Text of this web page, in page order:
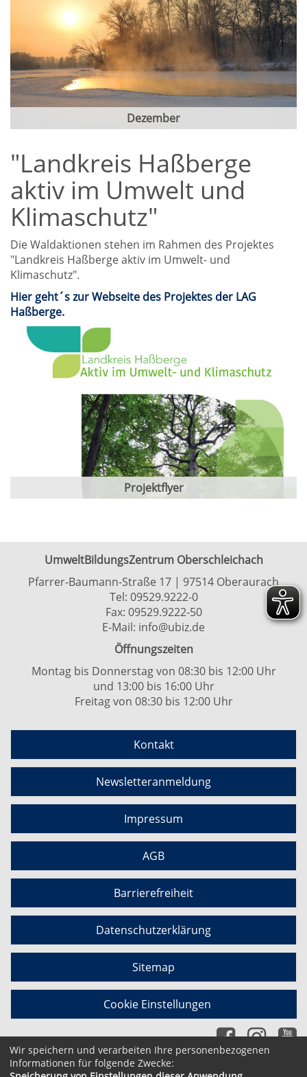
Dezember
"Landkreis Haßberge
aktiv im Umwelt und
Klimaschutz"
Die Waldaktionen stehen im Rahmen des Projektes
"Landkreis Haßberge aktiv im Umwelt- und
Klimaschutz".
Hier geht´s zur Webseite des Projektes der LAG
Haßberge.
Projektflyer
UmweltBildungsZentrum Oberschleichach
Pfarrer-Baumann-Straße 17 | 97514 Oberaurach
Tel: 09529.9222-0
Fax: 09529.9222-50
E-Mail: info@ubiz.de
Öffnungszeiten
Montag bis Donnerstag von 08:30 bis 12:00 Uhr
und 13:00 bis 16:00 Uhr
Freitag von 08:30 bis 12:00 Uhr
Kontakt
Newsletteranmeldung
Impressum
AGB
Barrierefreiheit
Datenschutzerklärung
Sitemap
Cookie Einstellungen
Wir speichern und verarbeiten Ihre personenbezogenen
Informationen für folgende Zwecke: